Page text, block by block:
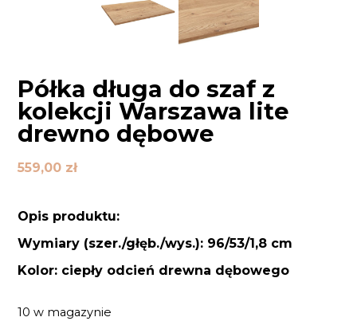
Półka długa do szaf z
kolekcji Warszawa lite
drewno dębowe
559,00 zł
Opis produktu:
Wymiary (szer./głęb./wys.): 96/53/1,8 cm
Kolor: ciepły odcień drewna dębowego
10 w magazynie